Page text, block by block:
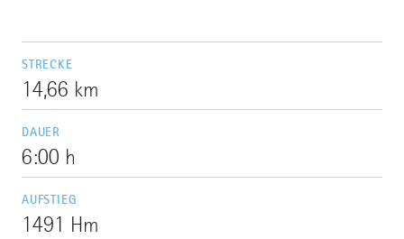
STRECKE
14,66 km
DAUER
6:00 h
AUFSTIEG
1491 Hm